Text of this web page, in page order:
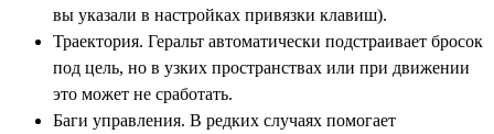
вы указали в настройках привязки клавиш).
Траектория. Геральт автоматически подстраивает бросок
под цель, но в узких пространствах или при движении
это может не сработать.
Баги управления. В редких случаях помогает